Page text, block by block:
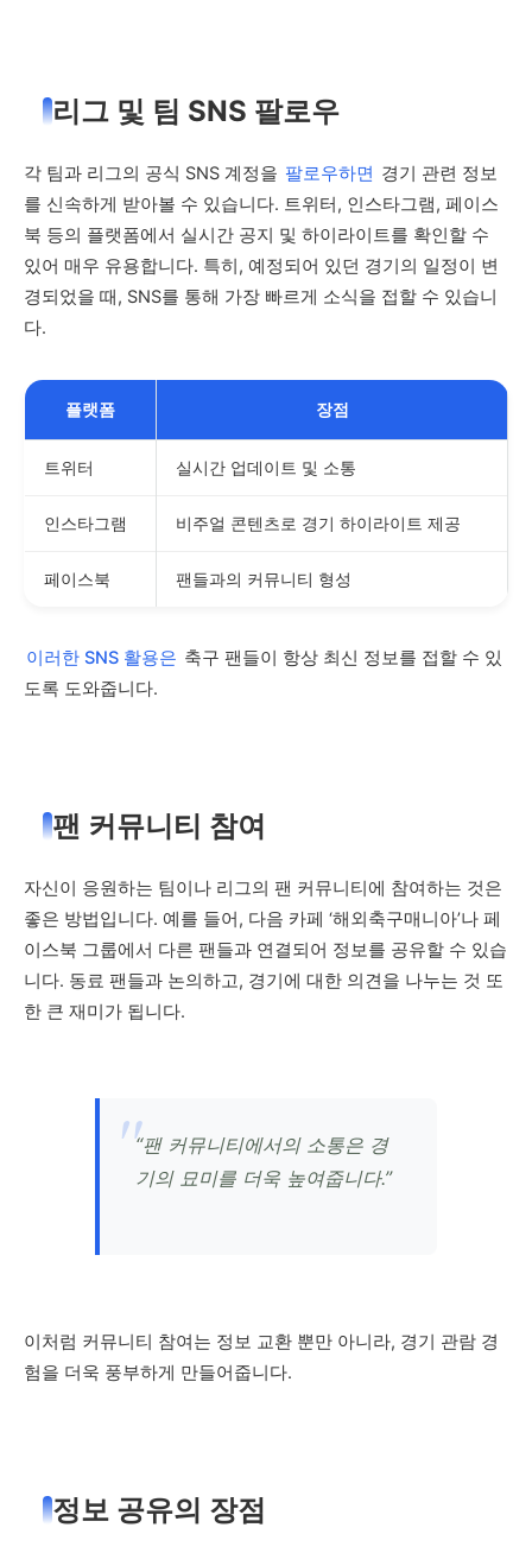
리그 및 팀 SNS 팔로우
각 팀과 리그의 공식 SNS 계정을 팔로우하면 경기 관련 정보
를 신속하게 받아볼 수 있습니다. 트위터, 인스타그램, 페이스
북 등의 플랫폼에서 실시간 공지 및 하이라이트를 확인할 수
있어 매우 유용합니다. 특히, 예정되어 있던 경기의 일정이 변
경되었을 때, SNS를 통해 가장 빠르게 소식을 접할 수 있습니
다.
플랫폼 장점
트위터 실시간 업데이트 및 소통
인스타그램 비주얼 콘텐츠로 경기 하이라이트 제공
페이스북 팬들과의 커뮤니티 형성
이러한 SNS 활용은 축구 팬들이 항상 최신 정보를 접할 수 있
도록 도와줍니다.
팬 커뮤니티 참여
자신이 응원하는 팀이나 리그의 팬 커뮤니티에 참여하는 것은
좋은 방법입니다. 예를 들어, 다음 카페 ‘해외축구매니아’나 페
이스북 그룹에서 다른 팬들과 연결되어 정보를 공유할 수 있습
니다. 동료 팬들과 논의하고, 경기에 대한 의견을 나누는 것 또
한 큰 재미가 됩니다.
“팬 커뮤니티에서의 소통은 경
기의 묘미를 더욱 높여줍니다.”
이처럼 커뮤니티 참여는 정보 교환 뿐만 아니라, 경기 관람 경
험을 더욱 풍부하게 만들어줍니다.
정보 공유의 장점